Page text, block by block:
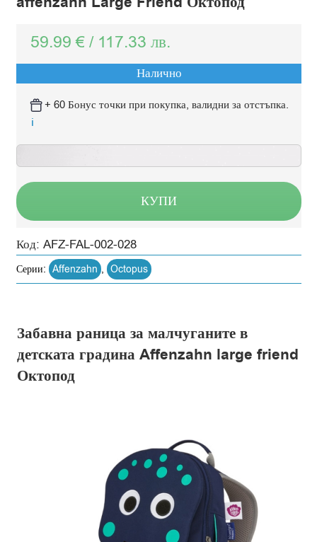
59.99€ / 117.33лв.
Налично
+ 60 Бонус точки при покупка, валидни за отстъпка.
ℹ️
КУПИ
Код:AFZ-FAL-002-028
Серии: Affenzahn , Octopus
Забавна раница за малчуганите в
детската градина Affenzahn large friend
Октопод